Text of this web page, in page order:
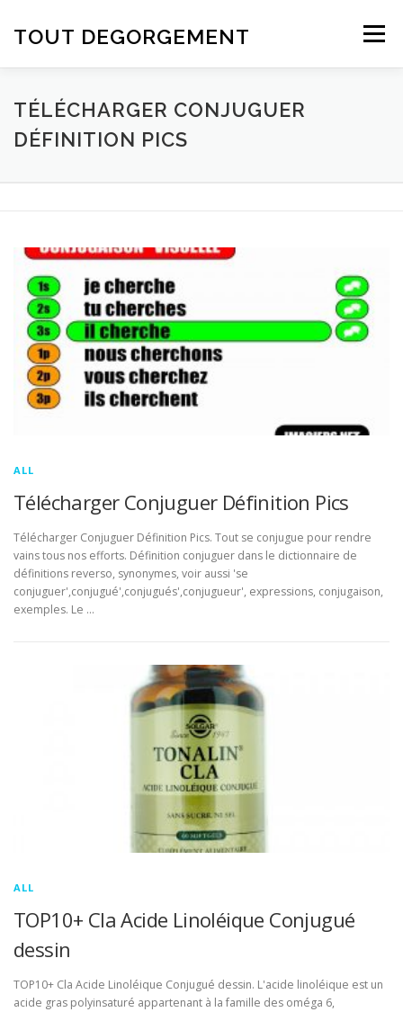
TOUT DEGORGEMENT Menu
TÉLÉCHARGER CONJUGUER
DÉFINITION PICS
ALL
Télécharger Conjuguer Définition Pics
Télécharger Conjuguer Définition Pics. Tout se conjugue pour rendre
vains tous nos efforts. Définition conjuguer dans le dictionnaire de
définitions reverso, synonymes, voir aussi 'se
conjuguer',conjugué',conjugués',conjugueur', expressions, conjugaison,
exemples. Le …
ALL
TOP10+ Cla Acide Linoléique Conjugué
dessin
TOP10+ Cla Acide Linoléique Conjugué dessin. L'acide linoléique est un
acide gras polyinsaturé appartenant à la famille des oméga 6,